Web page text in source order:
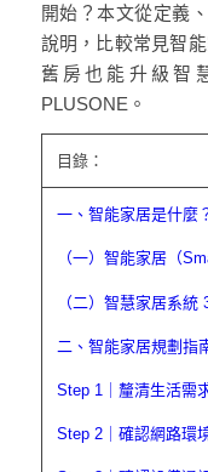
開始？本文從定義
說明，比較常見智
舊房也能升級智
PLUSONE。
目錄：
一、智能家居是什麼
（一）智能家居（
（二）智慧家居系統
二、智能家居規劃指
Step 1｜釐清生活需
Step 2｜確認網路環